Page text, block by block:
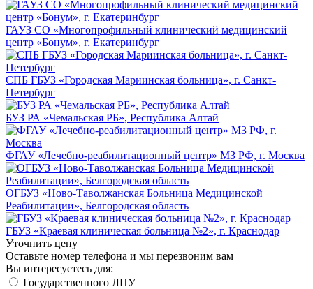
ГАУЗ СО «Многопрофильный клинический медицинский
центр «Бонум», г. Екатеринбург
СПБ ГБУЗ «Городская Мариинская больница», г. Санкт-
Петербург
БУЗ РА «Чемальская РБ», Республика Алтай
ФГАУ «Лечебно-реабилитационный центр» МЗ РФ, г. Москва
ОГБУЗ «Ново-Таволжанская Больница Медицинской
Реабилитации», Белгородская область
ГБУЗ «Краевая клиническая больница №2», г. Краснодар
Уточнить цену
Оставьте номер телефона и мы перезвоним вам
Вы интересуетесь для:
Государственного ЛПУ